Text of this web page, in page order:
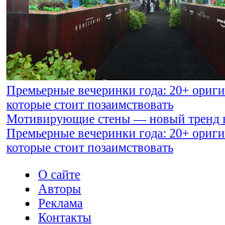
Премьерные вечеринки года: 20+
которые стоит позаимствовать
Мотивирующие стены — новый тренд
Премьерные вечеринки года: 20+
которые стоит позаимствовать
О сайте
Авторы
Реклама
Контакты